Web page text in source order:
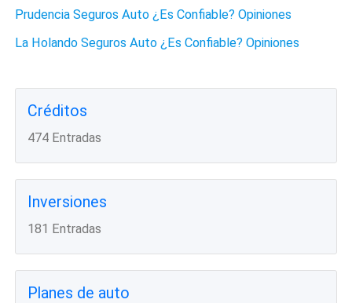
Prudencia Seguros Auto ¿Es Confiable? Opiniones
La Holando Seguros Auto ¿Es Confiable? Opiniones
Créditos
474 Entradas
Inversiones
181 Entradas
Planes de auto